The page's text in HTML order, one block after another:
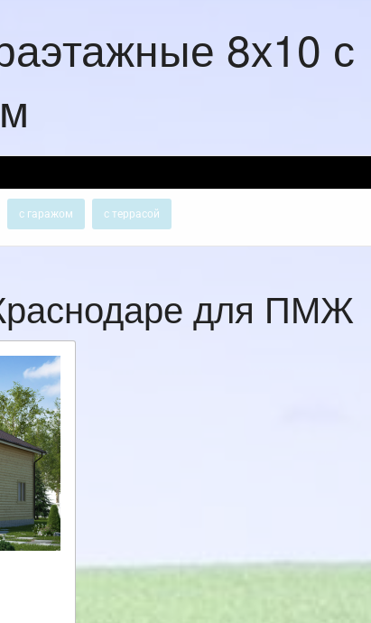
8х10 с
с гаражом с террасой
для ПМЖ